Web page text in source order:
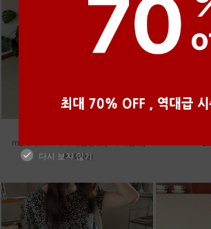
m_헤세드 스티치 데님팬츠 [4차 재입고]
87,000원
다시 보지 않기